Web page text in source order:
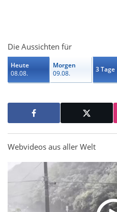
Die Aussichten für
Heute
08.08.
Morgen
09.08.
3 Tage
Webvideos aus aller Welt